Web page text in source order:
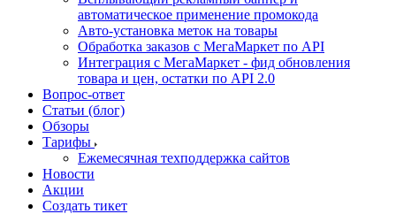
автоматическое применение промокода
Авто-установка меток на товары
Обработка заказов с МегаМаркет по API
Интеграция с МегаМаркет - фид обновления
товара и цен, остатки по API 2.0
Вопрос-ответ
Статьи (блог)
Обзоры
Тарифы
Ежемесячная техподдержка сайтов
Новости
Акции
Создать тикет